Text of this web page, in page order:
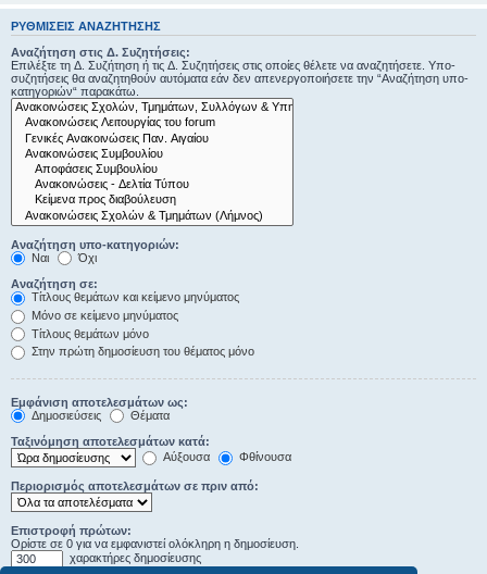
ΡΥΘΜΊΣΕΙΣ ΑΝΑΖΉΤΗΣΗΣ
Αναζήτηση στις Δ. Συζητήσεις:
Επιλέξτε τη Δ. Συζήτηση ή τις Δ. Συζητήσεις στις οποίες θέλετε να αναζητήσετε. Υπο-
συζητήσεις θα αναζητηθούν αυτόματα εάν δεν απενεργοποιήσετε την “Αναζήτηση υπο-
κατηγοριών“ παρακάτω.
Αναζήτηση υπο-κατηγοριών:
Ναι
Όχι
Αναζήτηση σε:
Τίτλους θεμάτων και κείμενο μηνύματος
Μόνο σε κείμενο μηνύματος
Τίτλους θεμάτων μόνο
Στην πρώτη δημοσίευση του θέματος μόνο
Εμφάνιση αποτελεσμάτων ως:
Δημοσιεύσεις
Θέματα
Ταξινόμηση αποτελεσμάτων κατά:
Αύξουσα
Φθίνουσα
Περιορισμός αποτελεσμάτων σε πριν από:
Επιστροφή πρώτων:
Ορίστε σε 0 για να εμφανιστεί ολόκληρη η δημοσίευση.
χαρακτήρες δημοσίευσης